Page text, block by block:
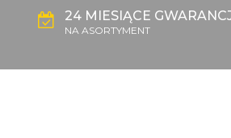
24 MIESIĄCE
NA ASORTYMENT